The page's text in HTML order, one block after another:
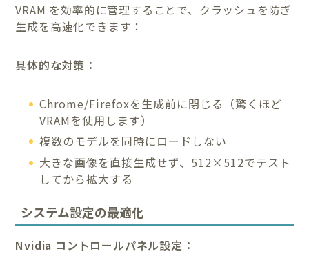
VRAM を効率的に管理することで、クラッシュを防ぎ
生成を高速化できます：
具体的な対策：
Chrome/Firefoxを生成前に閉じる（驚くほど
VRAMを使用します）
複数のモデルを同時にロードしない
大きな画像を直接生成せず、512×512でテスト
してから拡大する
システム設定の最適化
Nvidia コントロールパネル設定：